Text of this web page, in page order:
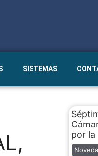
SISTEMAS
por la